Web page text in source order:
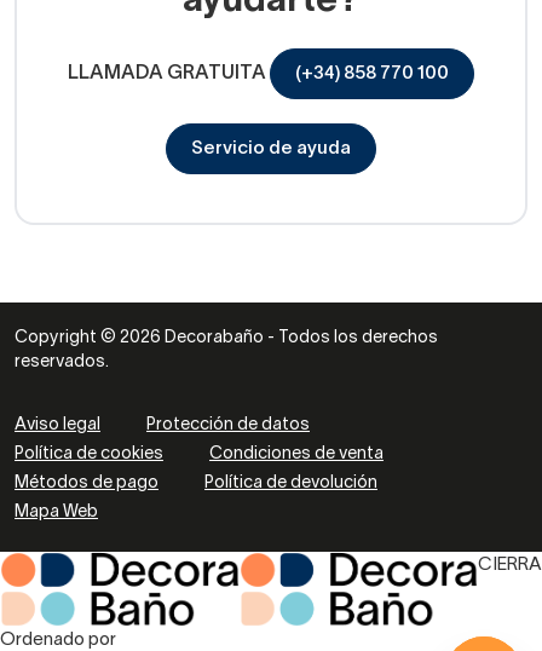
LLAMADA GRATUITA (+34) 858 770 100
Servicio de ayuda
Copyright © 2026 Decorabaño - Todos los derechos
reservados.
Aviso legal
Protección de datos
Política de cookies
Condiciones de venta
Métodos de pago
Política de devolución
Mapa Web
CIERRA
Ordenado por